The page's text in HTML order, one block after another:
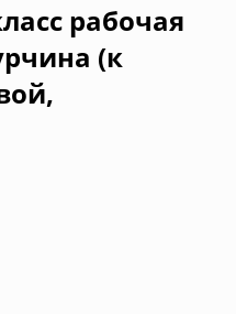
рабочая
(к